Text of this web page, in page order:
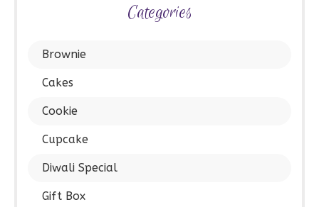
Categories
Brownie
Cakes
Cookie
Cupcake
Diwali Special
Gift Box